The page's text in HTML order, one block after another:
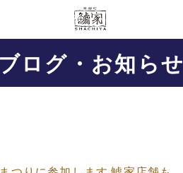
ブログ・お知らせ